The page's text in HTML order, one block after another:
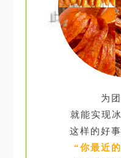
为
就能实现
这样的好
“你最近